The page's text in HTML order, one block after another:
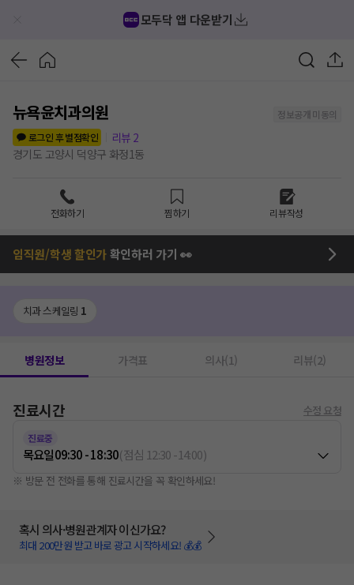
모두닥 앱 다운받기
뉴욕윤치과의원
정보공개 미동의
로그인 후 별점확인
리뷰 2
경기도 고양시 덕양구 화정1동
전화하기 찜하기 리뷰작성
임직원/학생 할인가확인하러 가기 👀
치과 스케일링 1
병원정보 가격표 의사(1) 리뷰(2)
진료시간 수정 요청
진료중
목요일09:30 - 18:30(점심 12:30-14:00)
※ 방문 전 전화를 통해 진료시간을 꼭 확인하세요!
혹시 의사·병원관계자 이신가요?
최대 200만원 받고 바로 광고 시작하세요! 💰💰